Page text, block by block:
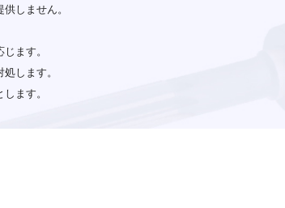
しません。
ます。
します。
ます。